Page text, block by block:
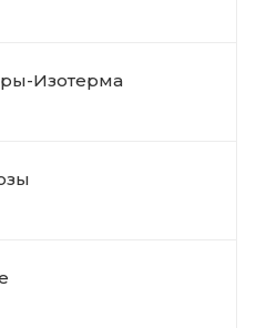
Изотерма